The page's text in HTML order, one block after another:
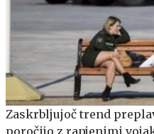
Zaskrbljujoč trend
poročijo z ranjenimi